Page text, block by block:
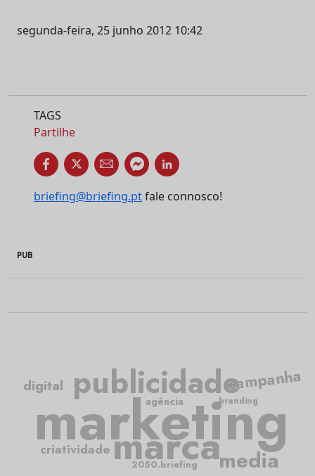
segunda-feira, 25 junho 2012 10:42
TAGS
Partilhe
briefing@briefing.ptfale connosco!
PUB
marketing
publicidade
marca
criatividade
campanha
media
agência
digital
2050.briefing
branding